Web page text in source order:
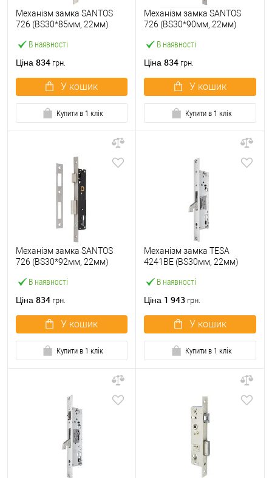
В наявності
Механізм замка SANTOS
726 (BS30*85мм, 22мм)
Ціна 834 грн.
У кошик
Купити в 1 клік
В наявності
Механізм замка SANTOS
726 (BS30*90мм, 22мм)
Ціна 834 грн.
У кошик
Купити в 1 клік
В наявності
Механізм замка SANTOS
726 (BS30*92мм, 22мм)
Ціна 834 грн.
У кошик
Купити в 1 клік
В наявності
Механізм замка TESA
4241BE (BS30мм, 22мм)
Ціна 1 943 грн.
У кошик
Купити в 1 клік